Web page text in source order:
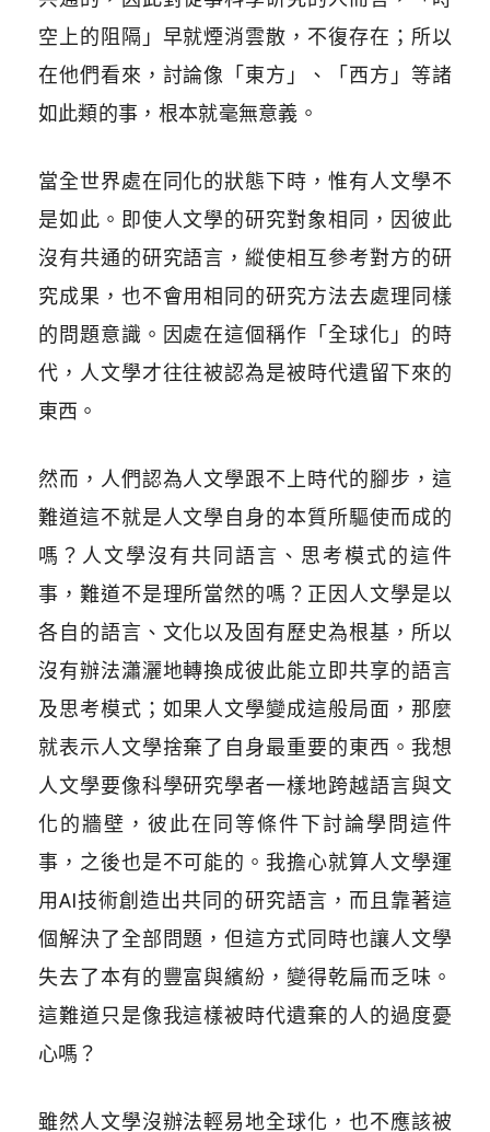
空上的阻隔」早就煙消雲散，不復存在；所以
在他們看來，討論像「東方」、「西方」等諸
如此類的事，根本就毫無意義。
當全世界處在同化的狀態下時，惟有人文學不
是如此。即使人文學的研究對象相同，因彼此
沒有共通的研究語言，縱使相互參考對方的研
究成果，也不會用相同的研究方法去處理同樣
的問題意識。因處在這個稱作「全球化」的時
代，人文學才往往被認為是被時代遺留下來的
東西。
然而，人們認為人文學跟不上時代的腳步，這
難道這不就是人文學自身的本質所驅使而成的
嗎？人文學沒有共同語言、思考模式的這件
事，難道不是理所當然的嗎？正因人文學是以
各自的語言、文化以及固有歷史為根基，所以
沒有辦法瀟灑地轉換成彼此能立即共享的語言
及思考模式；如果人文學變成這般局面，那麼
就表示人文學捨棄了自身最重要的東西。我想
人文學要像科學研究學者一樣地跨越語言與文
化的牆壁，彼此在同等條件下討論學問這件
事，之後也是不可能的。我擔心就算人文學運
用AI技術創造出共同的研究語言，而且靠著這
個解決了全部問題，但這方式同時也讓人文學
失去了本有的豐富與繽紛，變得乾扁而乏味。
這難道只是像我這樣被時代遺棄的人的過度憂
心嗎？
雖然人文學沒辦法輕易地全球化，也不應該被